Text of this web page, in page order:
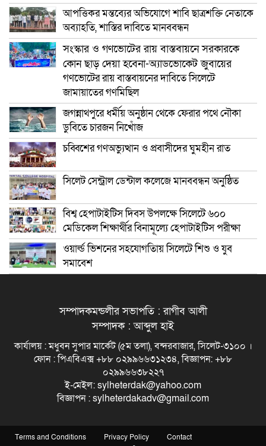
আপত্তিকর মন্তব্যের অভিযোগে শাবি ছাত্রশক্তি নেতাকে
অব্যাহতি, শাস্তির দাবিতে মানববন্ধন
সংস্কার ও গণভোটের রায় বাস্তবায়নে সরকারকে
কোন ছাড় দেয়া হবেনা-অ্যাডভোকেট জুবায়ের
গণভোটের রায় বাস্তবায়নের দাবিতে সিলেটে
জামায়াতের গণমিছিল
জগন্নাথপুরে ধর্মীয় অনুষ্ঠান থেকে ফেরার পথে নৌকা
ডুবিতে চারজন নিখোঁজ
চব্বিশের গণঅভ্যুত্থান ও প্রবাসীদের ঘুমহীন রাত
সিলেট সেন্ট্রাল ডেন্টাল কলেজে মানববন্ধন অনুষ্ঠিত
বিশ্ব হেপাটাইটিস দিবস উপলক্ষে সিলেটে ৬০০
মেডিকেল শিক্ষার্থীর বিনামূল্যে হেপাটাইটিস পরীক্ষা
ওয়ার্ল্ড ভিশনের সহযোগতিায় সিলেটে শিশু ও যুব
সমাবেশ
সম্পাদকমন্ডলীর সভাপতি : রাগীব আলী
সম্পাদক : আব্দুল হাই
কার্যালয় : মধুবন সুপার মার্কেট (৫ম তলা), বন্দরবাজার, সিলেট-৩১০০ ।
ফোন : পিএবিএক্স +৮৮ ০২৯৯৬৬৩১২৩৪, বিজ্ঞাপন: +৮৮
০২৯৯৬৬৩৮২২৭
ই-মেইল: sylheterdak@yahoo.com
বিজ্ঞাপন : sylheterdakadv@gmail.com
Terms and Conditions Privacy Policy Contact